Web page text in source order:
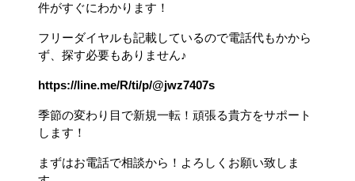
件がすぐにわかります！
フリーダイヤルも記載しているので電話代もかから
ず、探す必要もありません♪
https://line.me/R/ti/p/@jwz7407s
季節の変わり目で新規一転！頑張る貴方をサポート
します！
まずはお電話で相談から！よろしくお願い致しま